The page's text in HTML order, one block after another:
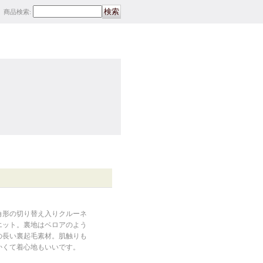
商品検索:
形の切り替え入りクルーネ
ット。裏地はベロアのよう
長い裏起毛素材。肌触りも
て着心地もいいです。